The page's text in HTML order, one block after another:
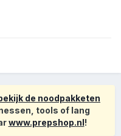
de noodpakketen
tools of lang
www.prepshop.nl!